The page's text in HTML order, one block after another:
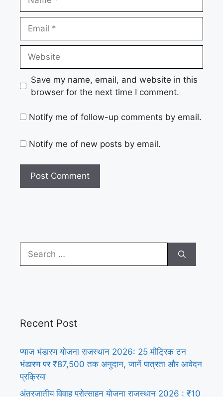
Save my name, email, and website in this
browser for the next time I comment.
Notify me of follow-up comments by email.
Notify me of new posts by email.
Search
for:
Recent Post
प्याज भंडारण योजना राजस्थान 2026: 25 मीट्रिक टन
भंडारण पर ₹87,500 तक अनुदान, जानें पात्रता और आवेदन
प्रक्रिया
अंतरजातीय विवाह प्रोत्साहन योजना राजस्थान 2026 : ₹10